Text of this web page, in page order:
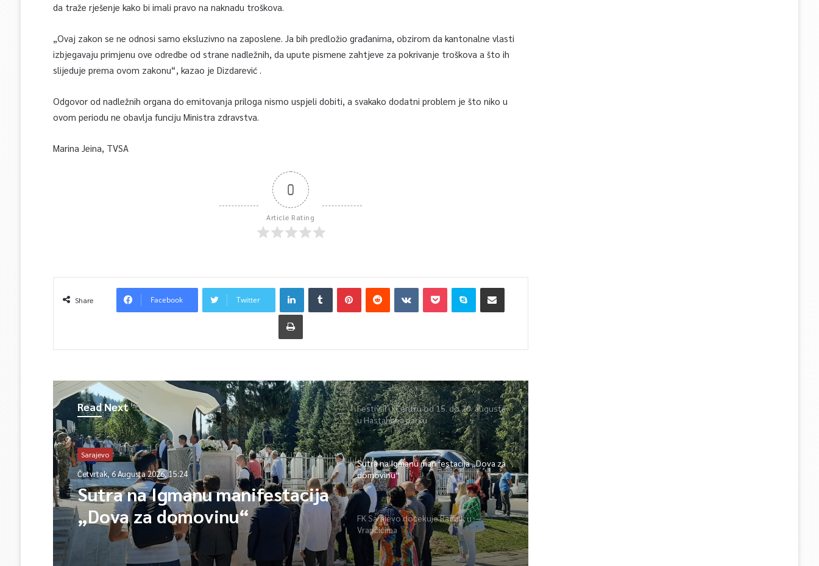
da traže rješenje kako bi imali pravo na naknadu troškova.
„Ovaj zakon se ne odnosi samo eksluzivno na zaposlene. Ja bih predložio građanima, obzirom da kantonalne vlasti
izbjegavaju primjenu ove odredbe od strane nadležnih, da upute pismene zahtjeve za pokrivanje troškova a što ih
slijeduje prema ovom zakonu“, kazao je Dizdarević .
Odgovor od nadležnih organa do emitovanja priloga nismo uspjeli dobiti, a svakako dodatni problem je što niko u
ovom periodu ne obavlja funciju Ministra zdravstva.
Marina Jeina, TVSA
0
Article Rating
Share Facebook Twitter
Read Next
Sarajevo
Četvrtak, 6 Augusta 2026, 15:24
Sutra na Igmanu manifestacija
„Dova za domovinu“
Festival u Centru od 15. do 20. augusta
u Hastahana parku
Sutra na Igmanu manifestacija „Dova za
domovinu“
FK Sarajevo dočekuje Radnik u
Vrapčićima